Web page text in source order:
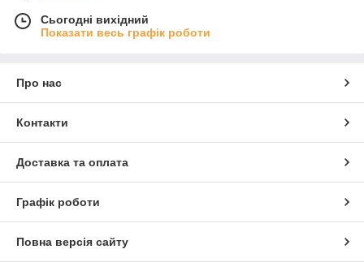
Сьогодні вихідний
Показати весь графік роботи
Про нас
Контакти
Доставка та оплата
Графік роботи
Повна версія сайту